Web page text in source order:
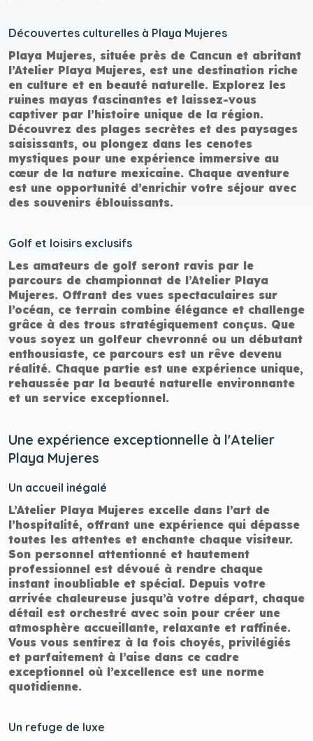
Découvertes culturelles à Playa Mujeres
Playa Mujeres, située près de Cancun et abritant
l’Atelier Playa Mujeres, est une destination riche
en culture et en beauté naturelle. Explorez les
ruines mayas fascinantes et laissez-vous
captiver par l’histoire unique de la région.
Découvrez des plages secrètes et des paysages
saisissants, ou plongez dans les cenotes
mystiques pour une expérience immersive au
cœur de la nature mexicaine. Chaque aventure
est une opportunité d’enrichir votre séjour avec
des souvenirs éblouissants.
Golf et loisirs exclusifs
Les amateurs de golf seront ravis par le
parcours de championnat de l’Atelier Playa
Mujeres. Offrant des vues spectaculaires sur
l’océan, ce terrain combine élégance et challenge
grâce à des trous stratégiquement conçus. Que
vous soyez un golfeur chevronné ou un débutant
enthousiaste, ce parcours est un rêve devenu
réalité. Chaque partie est une expérience unique,
rehaussée par la beauté naturelle environnante
et un service exceptionnel.
Une expérience exceptionnelle à l'Atelier
Playa Mujeres
Un accueil inégalé
L’Atelier Playa Mujeres excelle dans l’art de
l’hospitalité, offrant une expérience qui dépasse
toutes les attentes et enchante chaque visiteur.
Son personnel attentionné et hautement
professionnel est dévoué à rendre chaque
instant inoubliable et spécial. Depuis votre
arrivée chaleureuse jusqu’à votre départ, chaque
détail est orchestré avec soin pour créer une
atmosphère accueillante, relaxante et raffinée.
Vous vous sentirez à la fois choyés, privilégiés
et parfaitement à l’aise dans ce cadre
exceptionnel où l’excellence est une norme
quotidienne.
Un refuge de luxe